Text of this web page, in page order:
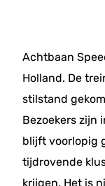
Achtbaan
Holland. De
stilstand
Bezoekers zijn
blijft voorlopig
tijdrovende
krijgen. Het is